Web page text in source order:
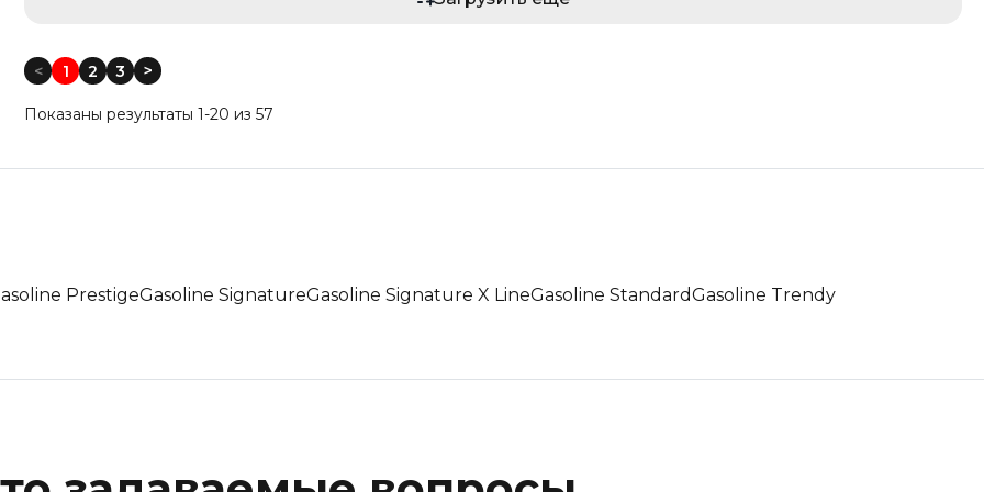
Год выпуска: Больше
Пробег: Меньше
< 1 2 3 <
Показаны результаты 1-20 из 57
PrestigeGasoline SignatureGasoline Signature X LineGasoline StandardGasoline Trendy